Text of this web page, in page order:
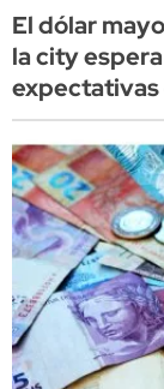
El dólar
la city
expectativas